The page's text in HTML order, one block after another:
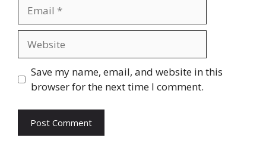
Save my name, email, and website in this
browser for the next time I comment.